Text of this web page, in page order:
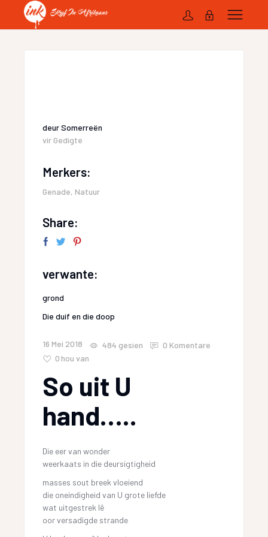
deurSomerreën
vir Gedigte
Merkers:
Genade, Natuur
Share:
verwante:
grond
Die duif en die doop
16 Mei 2018 484 gesien
0 Komentare
0 hou van
So uit U
hand…..
Die eer van wonder
weerkaats in die deursigtigheid
masses sout breek vloeiend
die oneindigheid van U grote liefde
wat uitgestrek lê
oor versadigde strande